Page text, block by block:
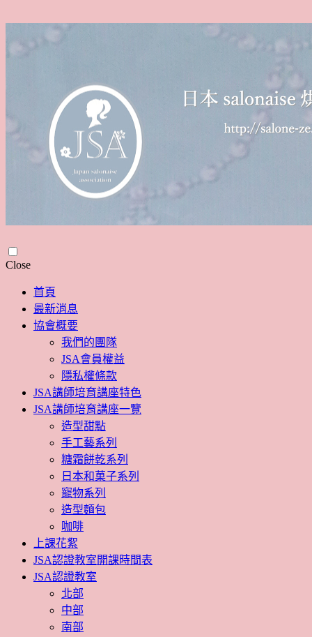
CloseSkip
content
首頁
最新消息
協會概要
我們的團隊
JSA會員權益
隱私權條款
JSA講師培育講座特色
JSA講師培育講座一覽
造型甜點
手工藝系列
糖霜餅乾系列
日本和菓子系列
寵物系列
造型麵包
咖啡
上課花絮
JSA認證教室開課時間表
JSA認證教室
北部
中部
南部